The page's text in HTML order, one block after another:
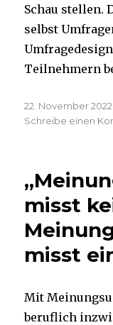
Schau stellen.
selbst
Teilnehmern
Veröffentlicht
am
22. November 2022
Schreibe einen
misst
misst
Mit
beruflich